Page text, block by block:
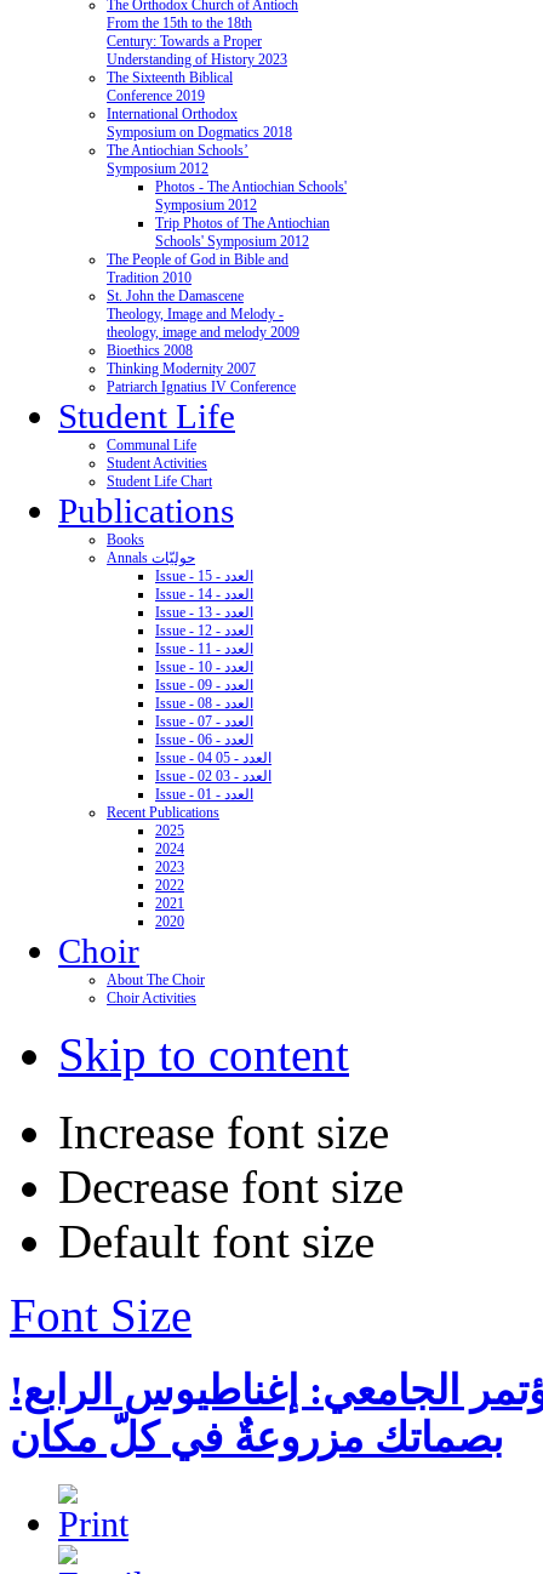
The Orthodox Church of Antioch
From the 15th to the 18th
Century: Towards a Proper
Understanding of History 2023
The Sixteenth Biblical
Conference 2019
International Orthodox
Symposium on Dogmatics 2018
The Antiochian Schools’
Symposium 2012
Photos - The Antiochian Schools'
Symposium 2012
Trip Photos of The Antiochian
Schools' Symposium 2012
The People of God in Bible and
Tradition 2010
St. John the Damascene
Theology, Image and Melody -
theology, image and melody 2009
Bioethics 2008
Thinking Modernity 2007
Patriarch Ignatius IV Conference
Student Life
Communal Life
Student Activities
Student Life Chart
Publications
Books
Annals حوليّات
Issue - 15 - العدد
Issue - 14 - العدد
Issue - 13 - العدد
Issue - 12 - العدد
Issue - 11 - العدد
Issue - 10 - العدد
Issue - 09 - العدد
Issue - 08 - العدد
Issue - 07 - العدد
Issue - 06 - العدد
Issue - 04 05 - العدد
Issue - 02 03 - العدد
Issue - 01 - العدد
Recent Publications
2025
2024
2023
2022
2021
2020
Choir
About The Choir
Choir Activities
Skip to content
Increase font size
Decrease font size
Default font size
Font Size
الجامعي: إغناطيوس الرابع!
بصماتك مزروعةٌ في كلّ مكان